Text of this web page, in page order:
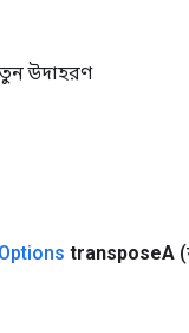
উদাহরণ
Options transposeA